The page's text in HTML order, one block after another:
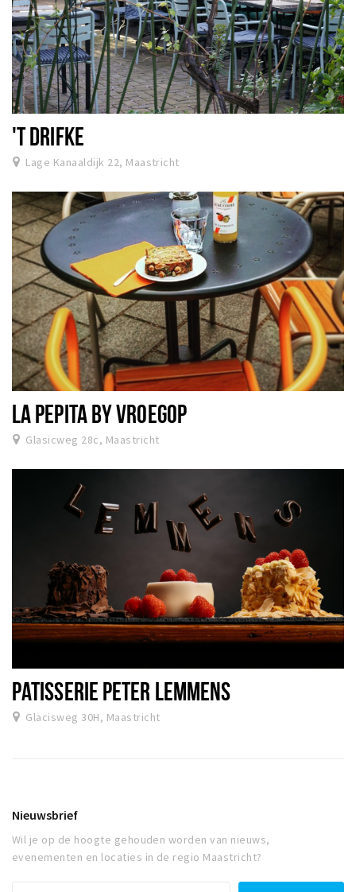
'T DRIFKE
Lage Kanaaldijk 22, Maastricht
LA PEPITA BY VROEGOP
Glasicweg 28c, Maastricht
PATISSERIE PETER LEMMENS
Glacisweg 30H, Maastricht
Nieuwsbrief
Wil je op de hoogte gehouden worden van nieuws,
evenementen en locaties in de regio Maastricht?